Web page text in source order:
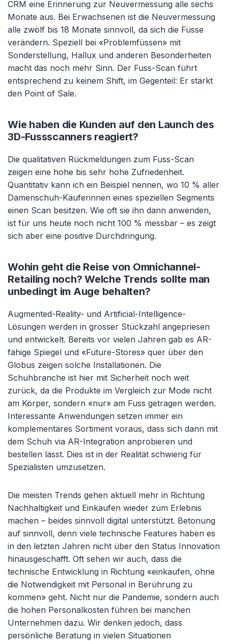
CRM eine Erinnerung zur Neuvermessung alle sechs
Monate aus. Bei Erwachsenen ist die Neuvermessung
alle zwölf bis 18 Monate sinnvoll, da sich die Füsse
verändern. Speziell bei «Problemfüssen» mit
Sonderstellung, Hallux und anderen Besonderheiten
macht das noch mehr Sinn. Der Fuss-Scan führt
entsprechend zu keinem Shift, im Gegenteil: Er stärkt
den Point of Sale.
Wie haben die Kunden auf den Launch des
3D-Fussscanners reagiert?
Die qualitativen Rückmeldungen zum Fuss-Scan
zeigen eine hohe bis sehr hohe Zufriedenheit.
Quantitativ kann ich ein Beispiel nennen, wo 10 % aller
Damenschuh-Käuferinnen eines speziellen Segments
einen Scan besitzen. Wie oft sie ihn dann anwenden,
ist für uns heute noch nicht 100 % messbar – es zeigt
sich aber eine positive Durchdringung.
Wohin geht die Reise von Omnichannel-
Retailing noch? Welche Trends sollte man
unbedingt im Auge behalten?
Augmented-Reality- und Artificial-Intelligence-
Lösungen werden in grosser Stückzahl angepriesen
und entwickelt. Bereits vor vielen Jahren gab es AR-
fähige Spiegel und «Future-Stores» quer über den
Globus zeigen solche Installationen. Die
Schuhbranche ist hier mit Sicherheit noch weit
zurück, da die Produkte im Vergleich zur Mode nicht
am Körper, sondern «nur» am Fuss getragen werden.
Interessante Anwendungen setzen immer ein
komplementäres Sortiment voraus, dass sich dann mit
dem Schuh via AR-Integration anprobieren und
bestellen lässt. Dies ist in der Realität schwierig für
Spezialisten umzusetzen.
Die meisten Trends gehen aktuell mehr in Richtung
Nachhaltigkeit und Einkaufen wieder zum Erlebnis
machen – beides sinnvoll digital unterstützt. Betonung
auf sinnvoll, denn viele technische Features haben es
in den letzten Jahren nicht über den Status Innovation
hinausgeschafft. Oft sehen wir auch, dass die
technische Entwicklung in Richtung «einkaufen, ohne
die Notwendigkeit mit Personal in Berührung zu
kommen» geht. Nicht nur die Pandemie, sondern auch
die hohen Personalkosten führen bei manchen
Unternehmen dazu. Wir denken jedoch, dass
persönliche Beratung in vielen Situationen